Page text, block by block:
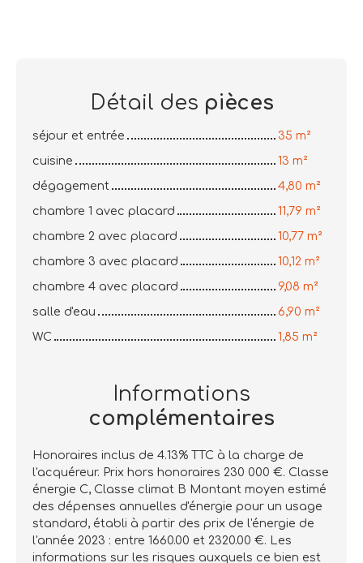
Détail des pièces
séjour et entrée
35 m²
cuisine
13 m²
dégagement
4,80 m²
chambre 1 avec placard
11,79 m²
chambre 2 avec placard
10,77 m²
chambre 3 avec placard
10,12 m²
chambre 4 avec placard
9,08 m²
salle d'eau
6,90 m²
WC
1,85 m²
Informations
complémentaires
Honoraires inclus de 4.13% TTC à la charge de
l'acquéreur. Prix hors honoraires 230 000 €. Classe
énergie C, Classe climat B Montant moyen estimé
des dépenses annuelles d'énergie pour un usage
standard, établi à partir des prix de l'énergie de
l'année 2023 : entre 1660.00 et 2320.00 €. Les
informations sur les risques auxquels ce bien est